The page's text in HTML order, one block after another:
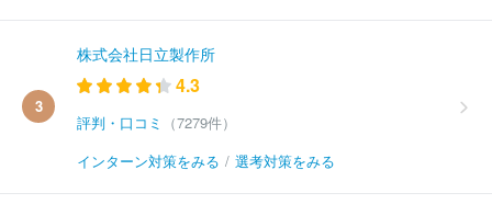
3
株式会社日立製作所
4.3
評判・口コミ
（7279件）
インターン対策をみる / 選考対策をみる